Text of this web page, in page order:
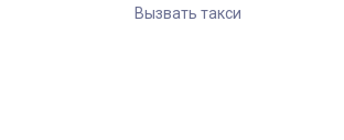
Вызвать такси